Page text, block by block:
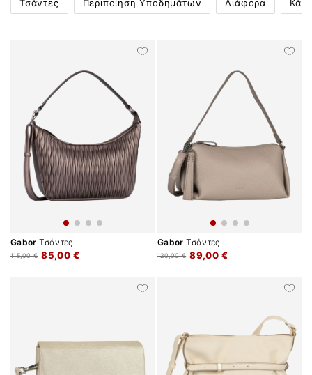
Τσάντες Περιποίηση Υποδημάτων Διάφορα
Gabor Τσάντες
85,00 €
115,00 €
Gabor Τσάντες
89,00 €
120,00 €